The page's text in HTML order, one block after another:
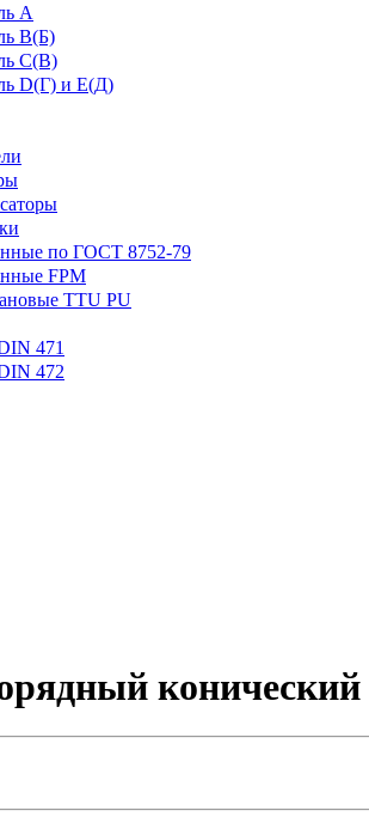
А
В(Б)
С(В)
D(Г) и E(Д)
по ГОСТ 8752-79
FPM
TTU PU
471
472